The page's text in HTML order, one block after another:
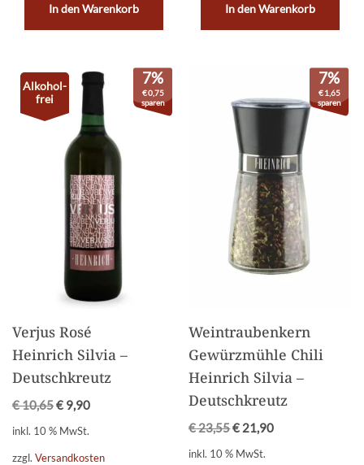
In den Warenkorb In den Warenkorb
Alkohol-
frei
7%
€0,75
sparen
Verjus Rosé
Heinrich Silvia –
Deutschkreutz
€10,65€ 9,90
inkl. 10 % MwSt.
zzgl. Versandkosten
7%
€1,65
sparen
Weintraubenkern
Gewürzmühle Chili
Heinrich Silvia –
Deutschkreutz
€23,55€ 21,90
inkl. 10 % MwSt.